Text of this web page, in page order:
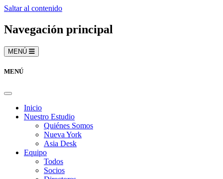
Saltar al contenido
Navegación principal
MENÚ
MENÚ
Inicio
Nuestro Estudio
Quiénes Somos
Nueva York
Asia Desk
Equipo
Todos
Socios